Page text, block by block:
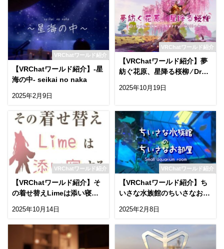
VRChatワールド紹介
【VRChatワールド紹介】-星
海の中- seikai no naka
2025年2月9日
VRChatワールド紹介
【VRChatワールド紹介】夢
紡ぐ花原、星降る桜柳 ⁄ Drea
2025年10月19日
VRChatワールド紹介
【VRChatワールド紹介】そ
の着せ替えLimeは添い寝す
2025年10月14日
VRChatワールド紹介
【VRChatワールド紹介】ち
いさな水族館のちいさなお部
sumire_すみれ
2025年2月8日